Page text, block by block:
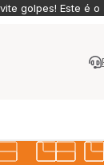
golpes! Este é o
MAIS